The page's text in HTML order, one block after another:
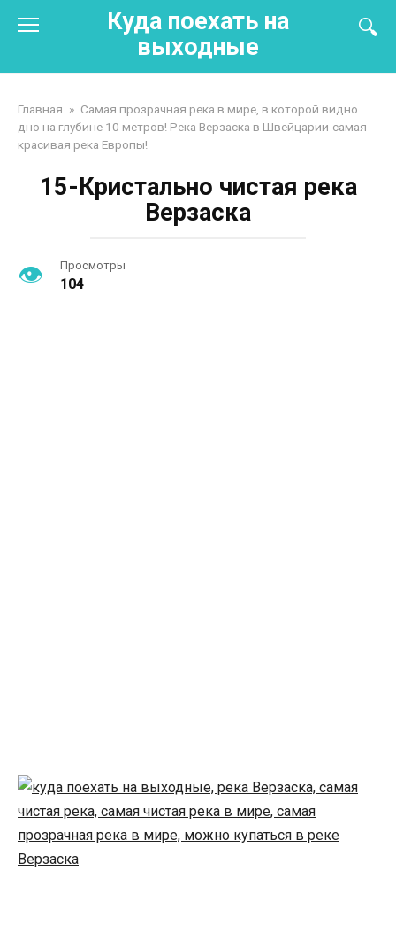
Куда поехать на
выходные
Главная » Самая прозрачная река в мире, в которой видно
дно на глубине 10 метров! Река Верзаска в Швейцарии-самая
красивая река Европы!
15-Кристально чистая река
Верзаска
Просмотры
104